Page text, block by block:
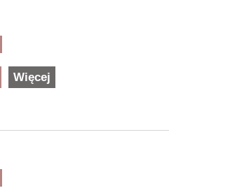
Więcej